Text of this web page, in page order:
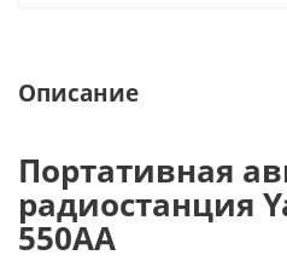
Описание
Портативная
радиостанция
550AA